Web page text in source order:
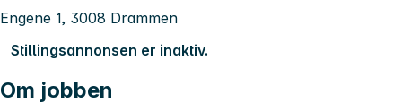
Engene 1, 3008 Drammen
Stillingsannonsen er inaktiv.
Om jobben